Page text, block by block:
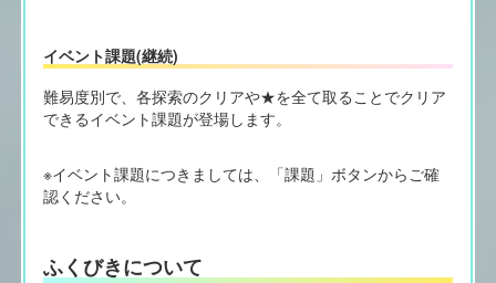
イベント課題(継続)
難易度別で、各探索のクリアや★を全て取ることでクリア
できるイベント課題が登場します。
※イベント課題につきましては、「課題」ボタンからご確
認ください。
ふくびきについて